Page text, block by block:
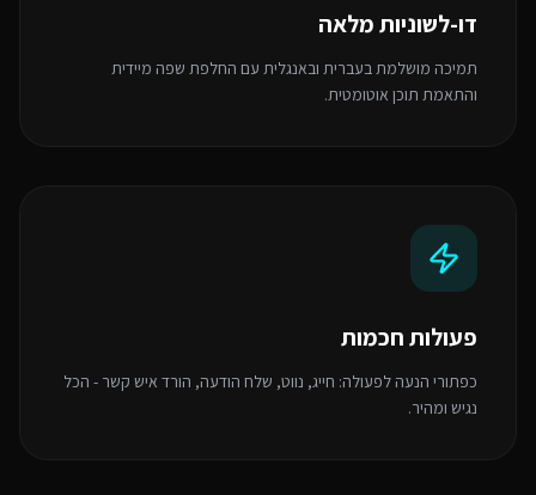
דו-לשוניות מלאה
תמיכה מושלמת בעברית ובאנגלית עם החלפת שפה מיידית
והתאמת תוכן אוטומטית.
פעולות חכמות
כפתורי הנעה לפעולה: חייג, נווט, שלח הודעה, הורד איש קשר - הכל
נגיש ומהיר.